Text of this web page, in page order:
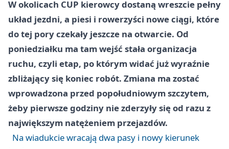
W okolicach CUP kierowcy dostaną wreszcie pełny
układ jezdni, a piesi i rowerzyści nowe ciągi, które
do tej pory czekały jeszcze na otwarcie. Od
poniedziałku ma tam wejść stała organizacja
ruchu, czyli etap, po którym widać już wyraźnie
zbliżający się koniec robót. Zmiana ma zostać
wprowadzona przed popołudniowym szczytem,
żeby pierwsze godziny nie zderzyły się od razu z
największym natężeniem przejazdów.
Na wiadukcie wracają dwa pasy i nowy kierunek